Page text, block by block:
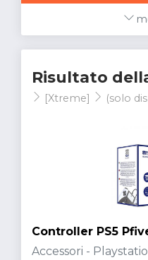
Risultato
[Xtreme] (solo
Controller PS5
Accessori -